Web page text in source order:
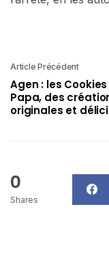
Article Précédent
Agen : les
Papa, des
originales et
0
Shares